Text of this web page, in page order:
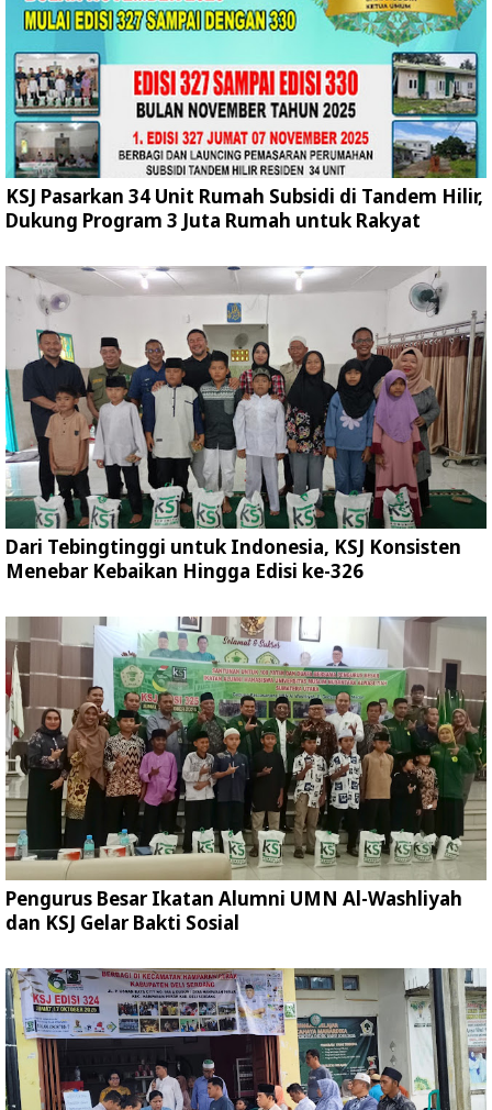
KSJ Pasarkan 34 Unit Rumah Subsidi di Tandem Hilir,
Dukung Program 3 Juta Rumah untuk Rakyat
Dari Tebingtinggi untuk Indonesia, KSJ Konsisten
Menebar Kebaikan Hingga Edisi ke-326
Pengurus Besar Ikatan Alumni UMN Al-Washliyah
dan KSJ Gelar Bakti Sosial